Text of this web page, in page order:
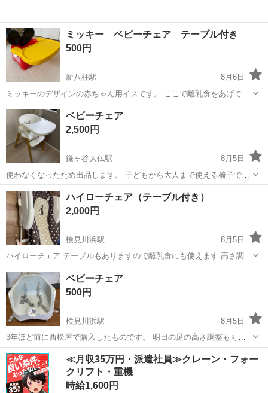
ミッキー ベビーチェア テーブル付き
500円
新八柱駅
8月6日
ミッキーのデザインの赤ちゃん用イスです。 ここで離乳食をあげてい
ました。 テーブルにつけて遊べる付属品と、ベルトもあります。 後ろ
のベルトをつけると椅子にも取り付けしてテーブルでご飯をあげたり
していました。 海外性なのでネジ...
千葉 松戸市 新八柱駅
ベビーチェア
2,500円
鎌ヶ谷大仏駅
8月5日
使わなくなったため出品します。 子どもから大人まで使える椅子で
す。 目立った傷、汚れはありません。 折りたたみも可能ですし、トレ
イも取り外し出来ます。
千葉 鎌ケ谷市 ベビー用品
ハイローチェア（テーブル付き）
2,000円
検見川浜駅
8月5日
ハイローチェア テーブルもありますので離乳食にも使えます 高さ調整
も可能です。 基本的に赤ちゃんの小さい頃に寝かせるためだけに使用
してました。 引き渡しは自宅にきていただいての お渡しになります。
取...
千葉 千葉市 検見川浜駅
ベビーチェア
500円
検見川浜駅
8月5日
3年ほど前に西松屋で購入したものです。 明日の足の高さ調整も可能
椅子に取り付けることも可能です。 テーブルはありません。 引き渡し
は自宅にきていただいての お渡しになります。 取引確定後に詳細な場
所をご...
千葉 千葉市 検見川浜駅 ベビー用品 ベビー
≪月収35万円・派遣社員≫クレーン・フォー
クリフト・重機
時給1,600円